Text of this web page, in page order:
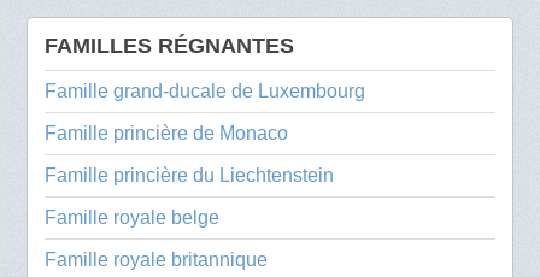
FAMILLES RÉGNANTES
Famille grand-ducale de Luxembourg
Famille princière de Monaco
Famille princière du Liechtenstein
Famille royale belge
Famille royale britannique